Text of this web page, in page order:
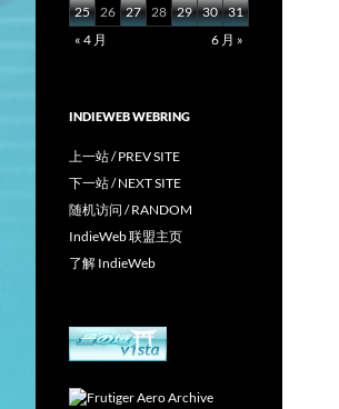
25 26 27 28 29 30 31
« 4 月
6 月 »
INDIEWEB WEBRING
上一站 / PREV SITE
下一站 / NEXT SITE
随机访问 / RANDOM
IndieWeb 联盟主页
了解 IndieWeb